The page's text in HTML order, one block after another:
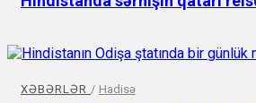
XƏBƏRLƏR / Hadisə